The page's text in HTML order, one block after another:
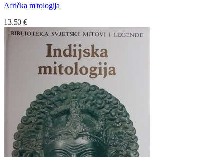
Afrička mitologija
13.50 €